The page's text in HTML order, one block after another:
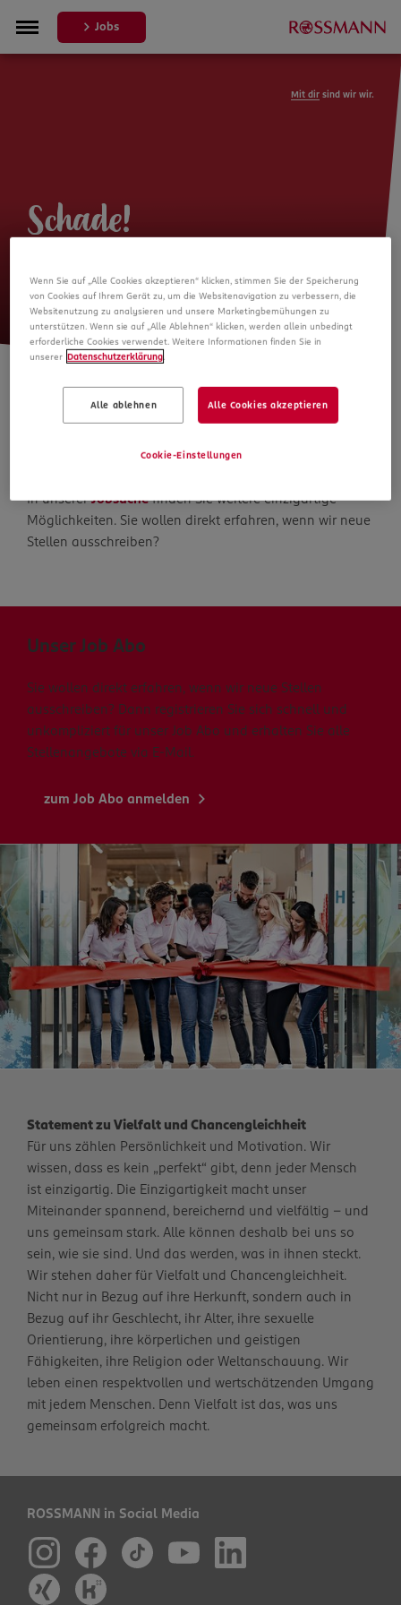
Jobs
Mit dir sind wir wir.
Schade!
mehr verfügbar
Die Suche geht weiter
In unsererJobsuchefinden Sie weitere einzigartige
Möglichkeiten. Sie wollen direkt erfahren, wenn wir neue
Stellen ausschreiben?
Unser Job Abo
Sie wollen direkt erfahren, wenn wir neue Stellen
ausschreiben? Dann registrieren Sie sich schnell und
unkompliziert für unser Job Abo und erhalten Sie alle
Stellenangebote via E-Mail.
zum Job Abo anmelden
Statement zu Vielfalt und Chancengleichheit
Für uns zählen Persönlichkeit und Motivation. Wir
wissen, dass es kein „perfekt“ gibt, denn jeder Mensch
ist einzigartig. Die Einzigartigkeit macht unser
Miteinander spannend, bereichernd und vielfältig – und
uns gemeinsam stark. Alle können deshalb bei uns so
sein, wie sie sind. Und das werden, was in ihnen steckt.
Wir stehen daher für Vielfalt und Chancengleichheit.
Nicht nur in Bezug auf ihre Herkunft, sondern auch in
Bezug auf ihr Geschlecht, ihr Alter, ihre sexuelle
Orientierung, ihre körperlichen und geistigen
Fähigkeiten, ihre Religion oder Weltanschauung. Wir
leben einen respektvollen und wertschätzenden Umgang
mit jedem Menschen. Denn Vielfalt ist das, was uns
gemeinsam erfolgreich macht.
ROSSMANN in Social Media
Wenn Sie auf „Alle Cookies akzeptieren“ klicken, stimmen Sie der Speicherung
von Cookies auf Ihrem Gerät zu, um die Websitenavigation zu verbessern, die
Websitenutzung zu analysieren und unsere Marketingbemühungen zu
unterstützen. Wenn sie auf „Alle Ablehnen“ klicken, werden allein unbedingt
erforderliche Cookies verwendet. Weitere Informationen finden Sie in
unserer Datenschutzerklärung
Alle ablehnen Alle Cookies akzeptieren
Cookie-Einstellungen